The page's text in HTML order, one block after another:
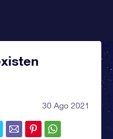
30 Ago 2021